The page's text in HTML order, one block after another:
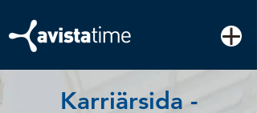
Karriärsida -